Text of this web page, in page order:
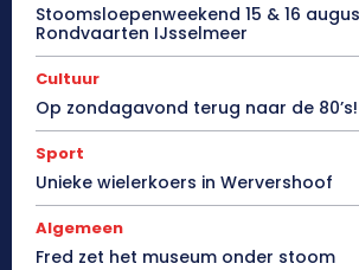
Stoomsloepenweekend 15 & 16
Rondvaarten IJsselmeer
Cultuur
Op zondagavond terug naar de 80’s!
Sport
Unieke wielerkoers in Wervershoof
Algemeen
Fred zet het museum onder stoom